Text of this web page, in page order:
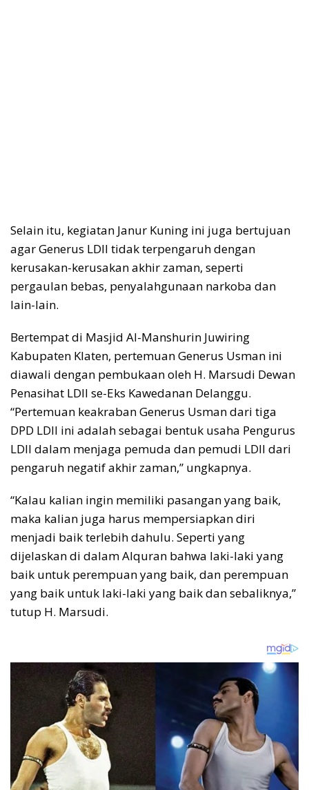
Selain itu, kegiatan Janur Kuning ini juga bertujuan
agar Generus LDII tidak terpengaruh dengan
kerusakan-kerusakan akhir zaman, seperti
pergaulan bebas, penyalahgunaan narkoba dan
lain-lain.
Bertempat di Masjid Al-Manshurin Juwiring
Kabupaten Klaten, pertemuan Generus Usman ini
diawali dengan pembukaan oleh H. Marsudi Dewan
Penasihat LDII se-Eks Kawedanan Delanggu.
“Pertemuan keakraban Generus Usman dari tiga
DPD LDII ini adalah sebagai bentuk usaha Pengurus
LDII dalam menjaga pemuda dan pemudi LDII dari
pengaruh negatif akhir zaman,” ungkapnya.
“Kalau kalian ingin memiliki pasangan yang baik,
maka kalian juga harus mempersiapkan diri
menjadi baik terlebih dahulu. Seperti yang
dijelaskan di dalam Alquran bahwa laki-laki yang
baik untuk perempuan yang baik, dan perempuan
yang baik untuk laki-laki yang baik dan sebaliknya,”
tutup H. Marsudi.